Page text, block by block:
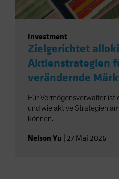
Investment
Zielgerichtet
Aktienstrategien
verändernde
Für Vermögensverwalter ist
und wie aktive Strategien
können.
Nelson Yu 27 Mai 2026